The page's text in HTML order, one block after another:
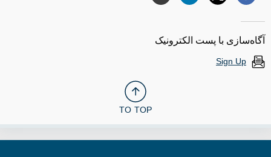
آگاه‌سازی با پست الکترونیک
Sign Up
TO TOP